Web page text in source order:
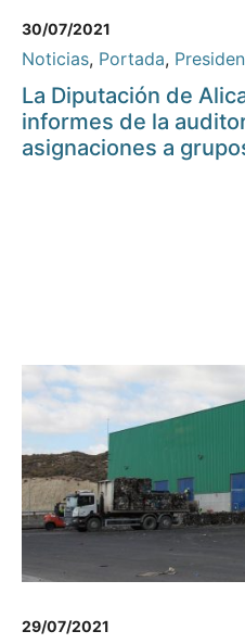
30/07/2021
Noticias, Portada,
La Diputación de
informes de la
asignaciones a
29/07/2021